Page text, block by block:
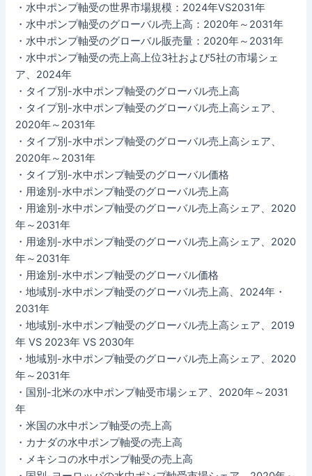
・水中ポンプ軸受の世界市場規模：2024年VS2031年
・水中ポンプ軸受のグローバル売上高：2020年～2031年
・水中ポンプ軸受のグローバル販売量：2020年～2031年
・水中ポンプ軸受の売上高上位3社および5社の市場シェ
ア、2024年
・タイプ別-水中ポンプ軸受のグローバル売上高
・タイプ別-水中ポンプ軸受のグローバル売上高シェア、
2020年～2031年
・タイプ別-水中ポンプ軸受のグローバル売上高シェア、
2020年～2031年
・タイプ別-水中ポンプ軸受のグローバル価格
・用途別-水中ポンプ軸受のグローバル売上高
・用途別-水中ポンプ軸受のグローバル売上高シェア、2020
年～2031年
・用途別-水中ポンプ軸受のグローバル売上高シェア、2020
年～2031年
・用途別-水中ポンプ軸受のグローバル価格
・地域別-水中ポンプ軸受のグローバル売上高、2024年・
2031年
・地域別-水中ポンプ軸受のグローバル売上高シェア、2019
年 VS 2023年 VS 2030年
・地域別-水中ポンプ軸受のグローバル売上高シェア、2020
年～2031年
・国別-北米の水中ポンプ軸受市場シェア、2020年～2031
年
・米国の水中ポンプ軸受の売上高
・カナダの水中ポンプ軸受の売上高
・メキシコの水中ポンプ軸受の売上高